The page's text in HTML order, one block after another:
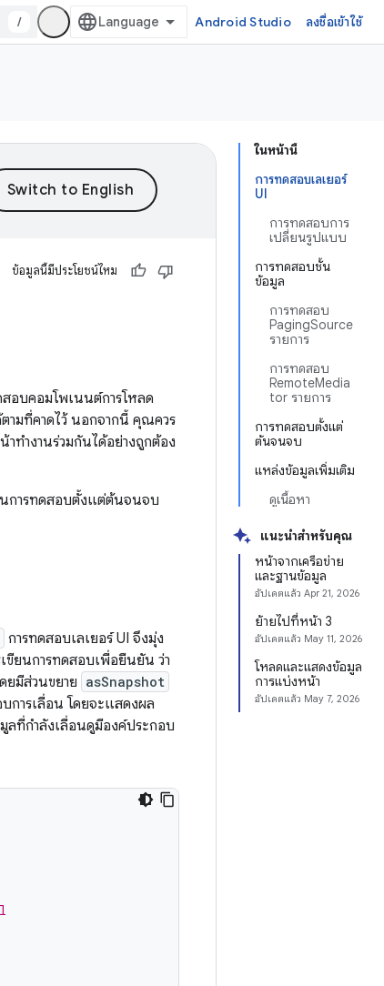
/ Android Studio ลงชื่อเข้าใช้
ในหน้านี้
การทดสอบเลเยอร์
UI
การทดสอบการ
เปลี่ยนรูปแบบ
การทดสอบชั้น
ข้อมูล
การทดสอบ
PagingSource
รายการ
การทดสอบ
RemoteMedia
tor รายการ
การทดสอบตั้งแต่
ต้นจนจบ
แหล่งข้อมูลเพิ่มเติม
ดูเนื้อหา
แนะนำสำหรับคุณ
หน้าจากเครือข่าย
และฐานข้อมูล
อัปเดตแล้ว Apr 21, 2026
ย้ายไปที่หน้า 3
อัปเดตแล้ว May 11, 2026
โหลดและแสดงข้อมูล
การแบ่งหน้า
อัปเดตแล้ว May 7, 2026
ข้อมูลนี้มีประโยชน์ไหม
อบคอมโพเนนต์การโหลด
ามที่คาดไว้ นอกจากนี้ คุณควร
ทำงานร่วมกันได้อย่างถูกต้อง
นการทดสอบตั้งแต่ต้นจนจบ
การทดสอบเลเยอร์ UI จึงมุ่ง
ขียนการทดสอบเพื่อยืนยัน ว่า
ยมีส่วนขยาย asSnapshot
การเลื่อน โดยจะแสดงผล
ลที่กำลังเลื่อนดูมีองค์ประกอบ